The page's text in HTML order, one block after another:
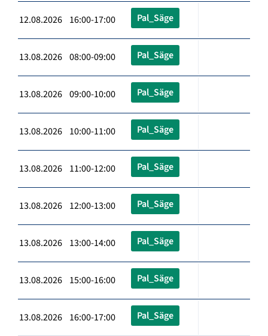
12.08.2026 16:00-17:00 Pal_Säge
13.08.2026 08:00-09:00 Pal_Säge
13.08.2026 09:00-10:00 Pal_Säge
13.08.2026 10:00-11:00 Pal_Säge
13.08.2026 11:00-12:00 Pal_Säge
13.08.2026 12:00-13:00 Pal_Säge
13.08.2026 13:00-14:00 Pal_Säge
13.08.2026 15:00-16:00 Pal_Säge
13.08.2026 16:00-17:00 Pal_Säge